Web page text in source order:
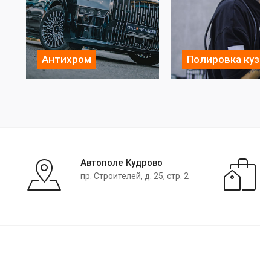
Антихром Полировка
Автополе Кудрово
пр. Строителей, д. 25, стр. 2